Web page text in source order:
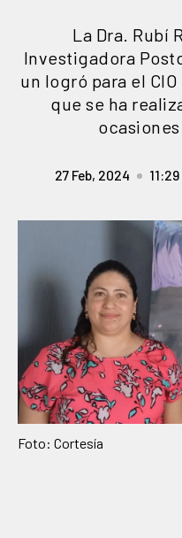
La Dra. Rubí
Investigadora
un logró para el
que se ha
27 Feb, 2024
Foto: Cortesía